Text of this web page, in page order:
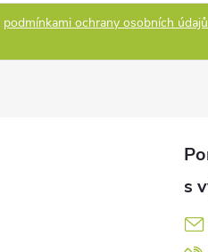
podmínkami ochrany osobních údajů